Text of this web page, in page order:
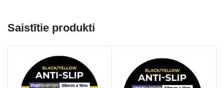
Saistītie produkti